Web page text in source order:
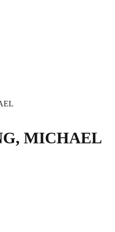
MICHAEL